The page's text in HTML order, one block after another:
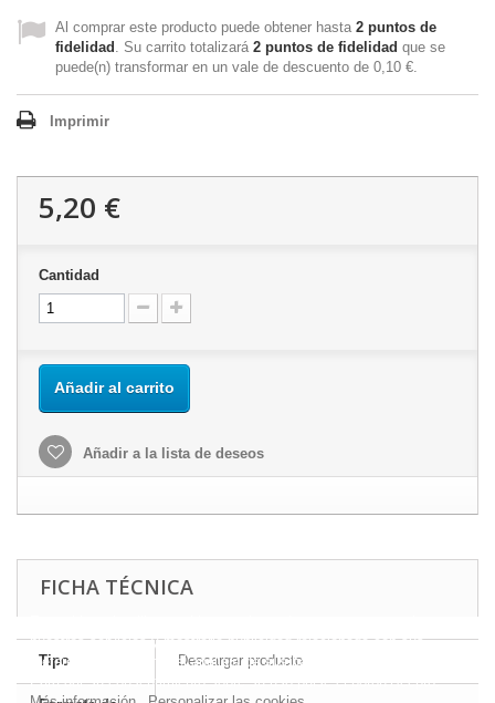
Al comprar este producto puede obtener hasta 2 puntos de
fidelidad . Su carrito totalizará 2 puntos de fidelidad que se
puede(n) transformar en un vale de descuento de 0,10 €.
Imprimir
5,20 €
Cantidad
Añadir al carrito
Añadir a la lista de deseos
FICHA TÉCNICA
Tipo Descargar producto
nuestros servicios y mostrarle publicidad relacionada con sus
preferencias mediante el análisis de sus hábitos de navegación.
Para dar su consentimiento sobre su uso pulse el botón Acepto.